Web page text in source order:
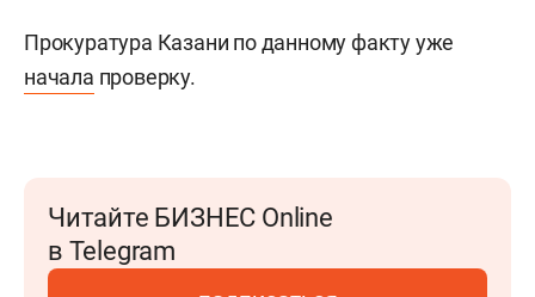
Прокуратура Казани по данному факту уже
начала проверку.
Читайте БИЗНЕС Online
в Telegram